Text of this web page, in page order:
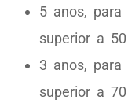
5 anos, para
superior a
3 anos, para
superior a